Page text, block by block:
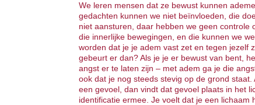
We leren mensen dat ze bewust kunnen
gedachten kunnen we niet beïnvloeden, die
niet aansturen, daar hebben we geen controle
die innerlijke bewegingen, en die kunnen we
worden dat je je adem vast zet en tegen jezelf
gebeurt er dan? Als je je er bewust van bent,
angst er te laten zijn – met adem ga je die
ook dat je nog steeds stevig op de grond
een gevoel, dan vindt dat gevoel plaats in het
identificatie ermee. Je voelt dat je een